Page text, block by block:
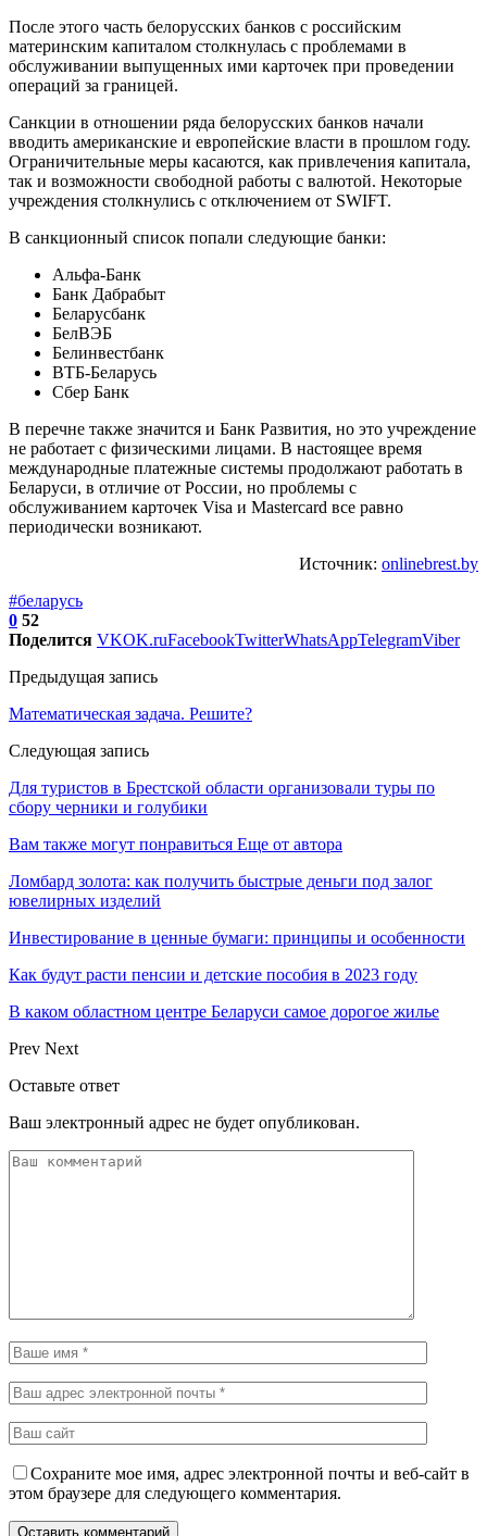
После этого часть белорусских банков с российским
материнским капиталом столкнулась с проблемами в
обслуживании выпущенных ими карточек при проведении
операций за границей.
Санкции в отношении ряда белорусских банков начали
вводить американские и европейские власти в прошлом году.
Ограничительные меры касаются, как привлечения капитала,
так и возможности свободной работы с валютой. Некоторые
учреждения столкнулись с отключением от SWIFT.
В санкционный список попали следующие банки:
Альфа-Банк
Банк Дабрабыт
Беларусбанк
БелВЭБ
Белинвестбанк
ВТБ-Беларусь
Сбер Банк
В перечне также значится и Банк Развития, но это учреждение
не работает с физическими лицами. В настоящее время
международные платежные системы продолжают работать в
Беларуси, в отличие от России, но проблемы с
обслуживанием карточек Visa и Mastercard все равно
периодически возникают.
Источник: onlinebrest.by
#беларусь
0 52
Поделится VKOK.ruFacebookTwitterWhatsAppTelegramViber
Предыдущая запись
Математическая задача. Решите?
Следующая запись
Для туристов в Брестской области организовали туры по
сбору черники и голубики
Вам также могут понравиться Еще от автора
Ломбард золота: как получить быстрые деньги под залог
ювелирных изделий
Инвестирование в ценные бумаги: принципы и особенности
Как будут расти пенсии и детские пособия в 2023 году
В каком областном центре Беларуси самое дорогое жилье
Prev Next
Оставьте ответ
Ваш электронный адрес не будет опубликован.
Сохраните мое имя, адрес электронной почты и веб-сайт в
этом браузере для следующего комментария.